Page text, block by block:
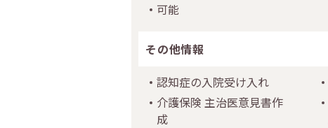
可能
その他情報
認知症の入院受け入れ
介護保険 主治医意見書作
成